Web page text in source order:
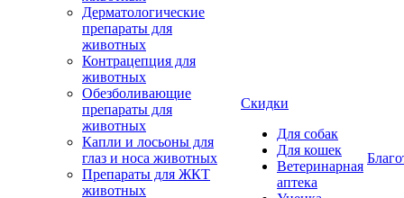
Дерматологические
препараты для
животных
Контрацепция для
животных
Обезболивающие
препараты для
животных
Капли и лосьоны для
глаз и носа животных
Препараты для ЖКТ
животных
Скидки
Для собак
Для кошек
Ветеринарная
аптека